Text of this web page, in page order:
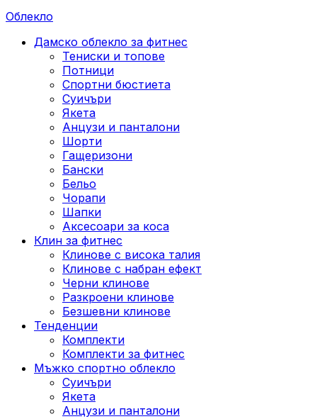
Облекло
Дамско облекло за фитнес
Тениски и топове
Потници
Спортни бюстиета
Суичъри
Якета
Aнцузи и панталони
Шорти
Гащеризони
Бански
Бельо
Чорапи
Шапки
Аксесоари за коса
Клин за фитнес
Клинове с висока талия
Клинове с набран ефект
Черни клинове
Разкроени клинове
Безшевни клинове
Тенденции
Комплекти
Комплекти за фитнес
Мъжко спортно облекло
Суичъри
Якета
Aнцузи и панталони